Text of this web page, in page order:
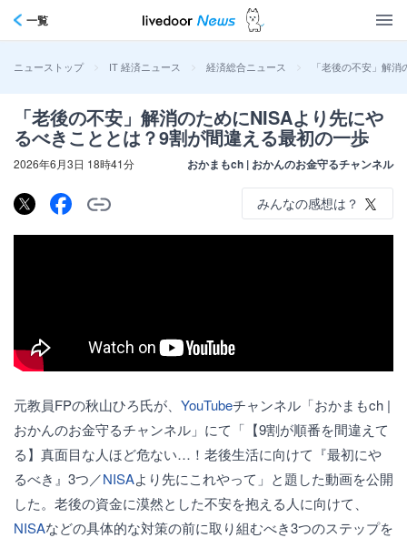
一覧
ニューストップ > IT 経済ニュース > 経済総合ニュース > 「老後の不安」解
「老後の不安」解消のためにNISAより先にや
るべきこととは？9割が間違える最初の一歩
2026年6月3日 18時41分 おかまもch | おかんのお金守るチャンネル
みんなの感想は？
元教員FPの秋山ひろ氏が、 YouTubeチャンネル「おかまもch |
おかんのお金守るチャンネル」にて「【9割が順番を間違えて
る】真面目な人ほど危ない…！老後生活に向けて『最初にや
るべき』3つ／NISAより先にこれやって」と題した動画を公開
した。老後の資金に漠然とした不安を抱える人に向けて、
NISAなどの具体的な対策の前に取り組むべき3つのステップを